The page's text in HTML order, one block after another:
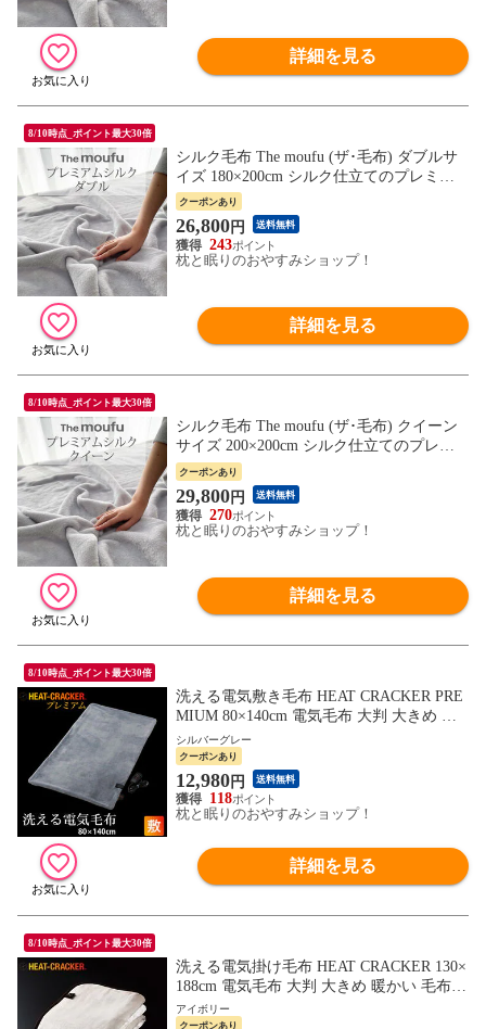
詳細を見る
8/10時点_ポイント最大30倍
シルク毛布 The moufu (ザ･毛布) ダブルサ
イズ 180×200cm シルク仕立てのプレミア
ムな肌触り！暖かくお肌にも優しい贅沢な
掛け毛布 掛け 敷き ブランケット 暖かい
あったか 保温 冬 おしゃれ 厚手 軽量 日本
製 グレー 絹 高級
クーポンあり
26,800円 送料無料
243
枕と眠りのおやすみショップ！
詳細を見る
8/10時点_ポイント最大30倍
シルク毛布 The moufu (ザ･毛布) クイーン
サイズ 200×200cm シルク仕立てのプレミ
アムな肌触り！暖かくお肌にも優しい贅沢
な掛け毛布 掛け 敷き ブランケット 暖かい
あったか 保温 冬 おしゃれ 厚手 軽量 日本
製 グレー 絹 高級
クーポンあり
29,800円 送料無料
270
枕と眠りのおやすみショップ！
詳細を見る
8/10時点_ポイント最大30倍
洗える電気敷き毛布 HEAT CRACKER PRE
MIUM 80×140cm 電気毛布 大判 大きめ 暖
かい 毛布 もうふ おしゃれ おすすめ 人気
敷毛布 敷き 敷き毛布 高級 シングルサイズ
シングル 省エネ タイマー付き タイマー 無
地 温度調整 節電 洗濯可能 丸洗い
シルバーグレー
クーポンあり
12,980円 送料無料
118
枕と眠りのおやすみショップ！
詳細を見る
8/10時点_ポイント最大30倍
洗える電気掛け毛布 HEAT CRACKER 130×
188cm 電気毛布 大判 大きめ 暖かい 毛布
もうふ おしゃれ おすすめ 人気 掛毛布 掛
け 掛け毛布 フランネル シングルサイズ シ
アイボリー
クーポンあり